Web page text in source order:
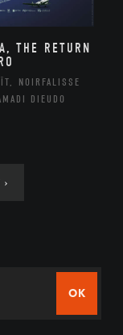
THE RETURN
NOIRFALISSE
DIEUDO
›
OK